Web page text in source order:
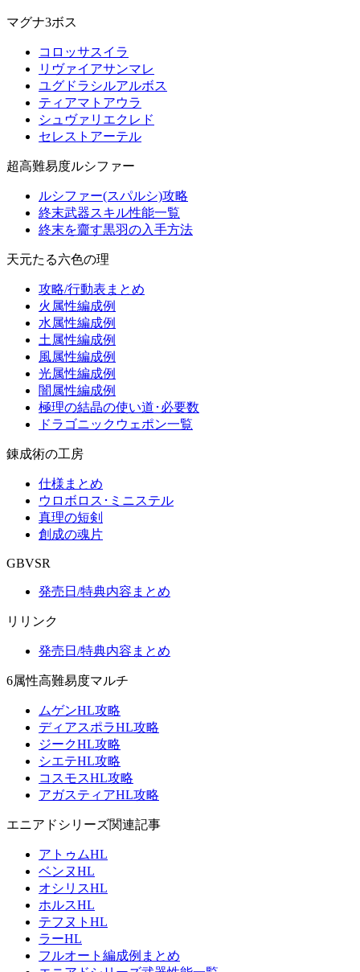
マグナ3ボス
コロッサスイラ
リヴァイアサンマレ
ユグドラシルアルボス
ティアマトアウラ
シュヴァリエクレド
セレストアーテル
超高難易度ルシファー
ルシファー(スパルシ)攻略
終末武器スキル性能一覧
終末を齎す黒羽の入手方法
天元たる六色の理
攻略/行動表まとめ
火属性編成例
水属性編成例
土属性編成例
風属性編成例
光属性編成例
闇属性編成例
極理の結晶の使い道･必要数
ドラゴニックウェポン一覧
錬成術の工房
仕様まとめ
ウロボロス･ミニステル
真理の短剣
創成の魂片
GBVSR
発売日/特典内容まとめ
リリンク
発売日/特典内容まとめ
6属性高難易度マルチ
ムゲンHL攻略
ディアスポラHL攻略
ジークHL攻略
シエテHL攻略
コスモスHL攻略
アガスティアHL攻略
エニアドシリーズ関連記事
アトゥムHL
ベンヌHL
オシリスHL
ホルスHL
テフヌトHL
ラーHL
フルオート編成例まとめ